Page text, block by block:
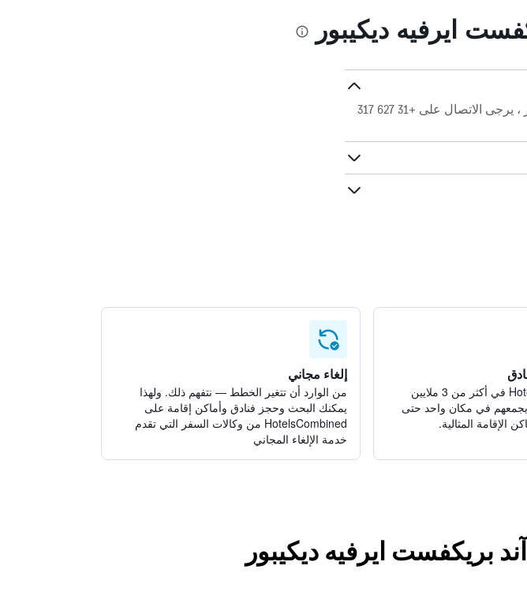
ايرفيه ديكيبور
للحصول على مساعدة بخصوص حجزك في بيد آند بريكفست ايرفيه ديكيبور ، يرجى الاتصال على +31 627 317
يبحث HotelsCombined في أكثر من 3 ملايين
في مكان واحد حتى
الإقامة المثالية.
إلغاء مجاني
من الوارد أن تتغير الخطط — نتفهم ذلك. ولهذا
يمكنك البحث وحجز فنادق وأماكن إقامة على
HotelsCombined من وكالات السفر التي تقدم
خدمة الإلغاء المجاني
بريكفست ايرفيه ديكيبور